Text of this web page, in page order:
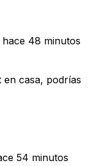
hace 48 minutos
en casa, podrías
54 minutos